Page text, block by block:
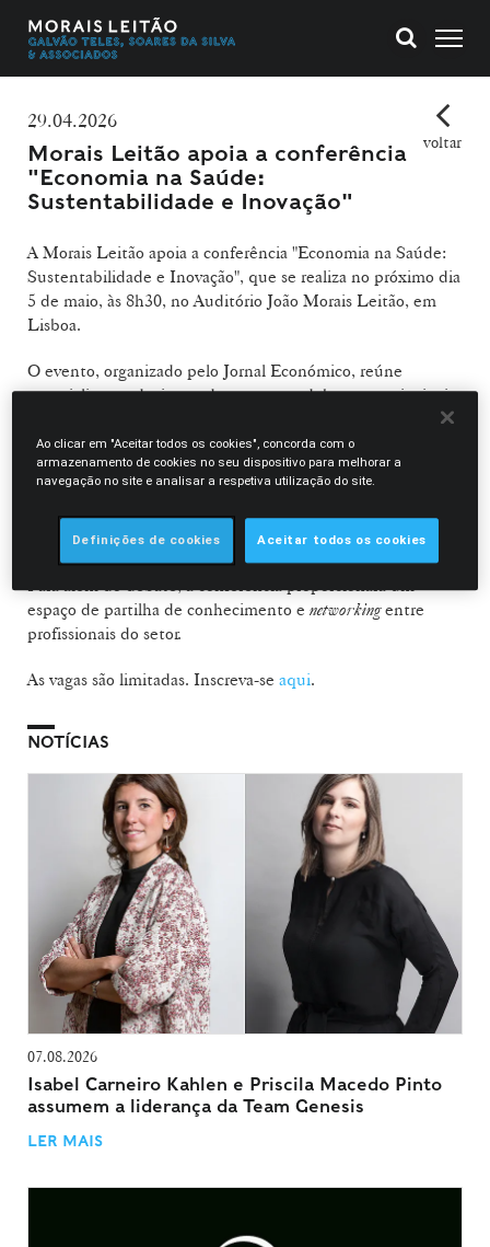
29.04.2026
Morais Leitão apoia a conferência
"Economia na Saúde:
Sustentabilidade e Inovação"
voltar
A Morais Leitão apoia a conferência "Economia na Saúde:
Sustentabilidade e Inovação", que se realiza no próximo dia
5 de maio, às 8h30, no Auditório João Morais Leitão, em
Lisboa.
O evento, organizado pelo Jornal Económico, reúne
especialistas e decisores do setor para debater os principais
economia da saúde em Portugal. A agenda abrange temas
como a eficiência na gestão de recursos, o impacto da
inovação tecnológica, os modelos de financiamento e o
papel das políticas públicas na construção de um sistema
de saúde mais sustentável.
Para além do debate, a conferência proporcionará um
espaço de partilha de conhecimento e networkingentre
profissionais do setor.
As vagas são limitadas. Inscreva-se aqui.
NOTÍCIAS
07.08.2026
Isabel Carneiro Kahlen e Priscila Macedo Pinto
assumem a liderança da Team Genesis
LER MAIS
Ao clicar em "Aceitar todos os cookies", concorda com o
armazenamento de cookies no seu dispositivo para melhorar a
navegação no site e analisar a respetiva utilização do site.
Definições de cookies Aceitar todos os cookies